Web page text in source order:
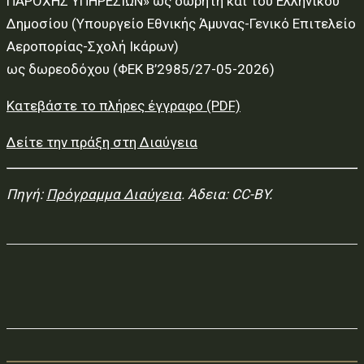
Δημοσίου (Υπουργείο Εθνικής Άμυνας-Γενικό Επιτελείο
Αεροπορίας-Σχολή Ικάρων)
ως δωρεοδόχου (ΦΕΚ Β’2985/27-05-2026)
Κατεβάστε το πλήρες έγγραφο (PDF)
Δείτε την πράξη στη Διαύγεια
Πηγή: Πρόγραμμα Διαύγεια. Άδεια: CC-BY.